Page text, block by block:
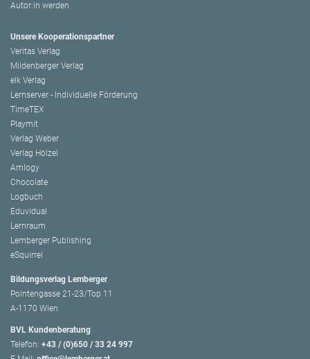
Autor:in werden
Unsere Kooperationspartner
Veritas Verlag
Mildenberger Verlag
elk Verlag
Lernserver - Individuelle Förderung
TimeTEX
Playmit
Verlag Weber
Verlag Hölzel
Amlogy
Chocolate
Logbuch
Eduvidual
Lernraum
Lemberger Publishing
eSquirrel
Bildungsverlag Lemberger
Pointengasse 21-23/Top 11
A-1170 Wien
BVL Kundenberatung
Telefon: +43 / (0)650 / 33 24 997